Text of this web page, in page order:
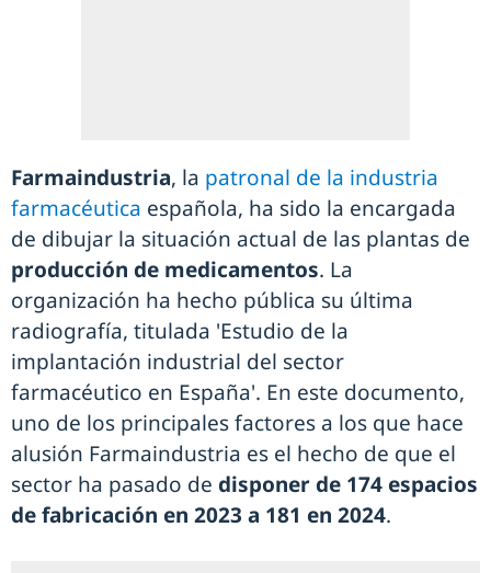
Farmaindustria, la patronal de la industria
farmacéutica española, ha sido la encargada
de dibujar la situación actual de las plantas de
producción de medicamentos. La
organización ha hecho pública su última
radiografía, titulada 'Estudio de la
implantación industrial del sector
farmacéutico en España'. En este documento,
uno de los principales factores a los que hace
alusión Farmaindustria es el hecho de que el
sector ha pasado de disponer de 174 espacios
de fabricación en 2023 a 181 en 2024.